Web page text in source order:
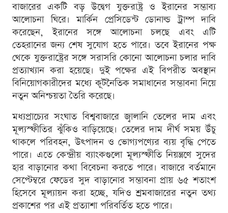
বাজারের একটি বড় উদ্বেগ যুক্তরাষ্ট্র ও ইরানের সম্ভাব্য
আলোচনা ঘিরে। মার্কিন প্রেসিডেন্ট ডোনাল্ড ট্রাম্প দাবি
করেছেন, ইরানের সঙ্গে আলোচনা চলছে এবং এটি
তেহরানের জন্য শেষ সুযোগ হতে পারে। তবে ইরানের পক্ষ
থেকে যুক্তরাষ্ট্রের সঙ্গে সরাসরি কোনো আলোচনা চলার দাবি
প্রত্যাখ্যান করা হয়েছে। দুই পক্ষের এই বিপরীত অবস্থান
বিনিয়োগকারীদের মধ্যে কূটনৈতিক সমাধানের সম্ভাবনা নিয়ে
নতুন অনিশ্চয়তা তৈরি করেছে।
মধ্যপ্রাচ্যের সংঘাত বিশ্ববাজারে জ্বালানি তেলের দাম এবং
মূল্যস্ফীতির ঝুঁকিও বাড়িয়েছে। তেলের দাম দীর্ঘ সময় উঁচু
থাকলে পরিবহন, উৎপাদন ও ভোগ্যপণ্যের ব্যয় বৃদ্ধি পেতে
পারে। এতে কেন্দ্রীয় ব্যাংকগুলো মূল্যস্ফীতি নিয়ন্ত্রণে সুদের
হার বাড়ানোর কথা বিবেচনা করতে পারে। বাজারে বর্তমানে
সেপ্টেম্বরে ফেডের সুদ বাড়ানোর সম্ভাবনা প্রায় ৬৫ শতাংশ
হিসেবে মূল্যায়ন করা হচ্ছে, যদিও শ্রমবাজারের নতুন তথ্য
প্রকাশের পর এই প্রত্যাশা পরিবর্তিত হতে পারে।